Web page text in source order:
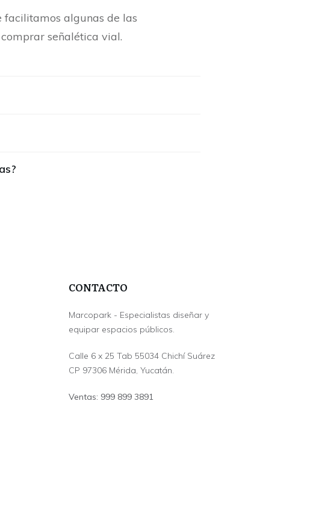
facilitamos algunas de las
señalética vial.
CONTACTO
Marcopark - Especialistas diseñar y
equipar espacios públicos.
Calle 6 x 25 Tab 55034 Chichí Suárez
CP 97306 Mérida, Yucatán.
Ventas: 999 899 3891